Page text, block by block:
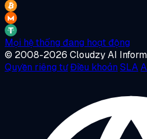
Mọi hệ thống đang hoạt động
© 2008-2026 Cloudzy AI
Quyền riêng tưĐiều khoản SLA